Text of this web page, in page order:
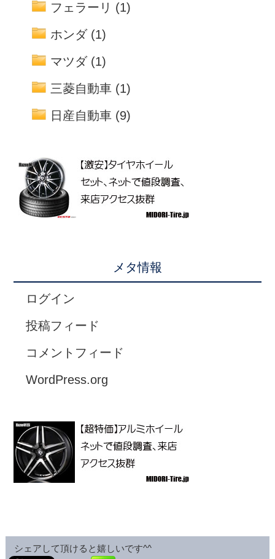
フェラーリ (1)
ホンダ(1)
マツダ(1)
三菱自動車 (1)
日産自動車 (9)
メタ情報
ログイン
投稿フィード
コメントフィード
WordPress.org
シェアして頂けると嬉しいです^^